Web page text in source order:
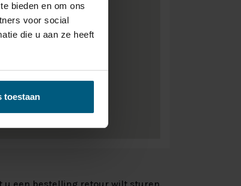
bieden en om ons
voor social
die u aan ze heeft
toestaan
u een bestelling retour wilt sturen.